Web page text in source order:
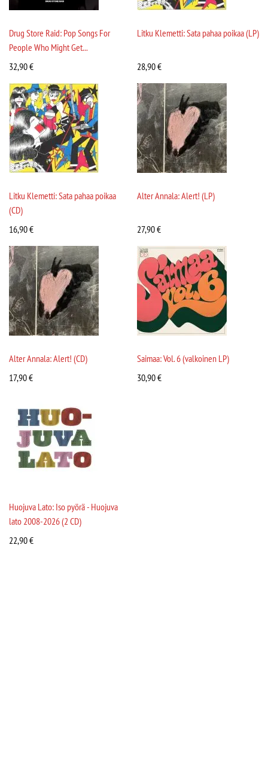
Drug Store Raid: Pop Songs For
People Who Might Get...
32,90€
Litku Klemetti: Sata pahaa poikaa (LP)
28,90€
Litku Klemetti: Sata pahaa poikaa
(CD)
16,90€
Alter Annala: Alert! (LP)
27,90€
Alter Annala: Alert! (CD)
17,90€
Saimaa: Vol. 6 (valkoinen LP)
30,90€
Huojuva Lato: Iso pyörä - Huojuva
lato 2008-2026 (2 CD)
22,90€